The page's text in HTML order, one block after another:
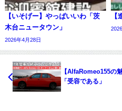
【いそげー】やっぱいいわ「茨
木台ニュータウン」
2026年4月28日
【
【AlfaRomeo155の
「受容である」